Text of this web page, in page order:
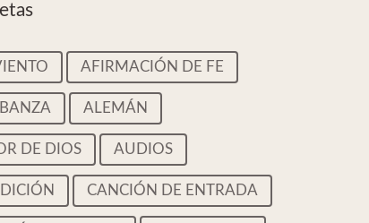
AFIRMACIÓN DE FE
ALEMÁN
DE DIOS AUDIOS
CANCIÓN DE ENTRADA